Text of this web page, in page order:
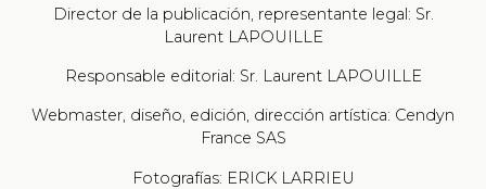
Director de la publicación, representante legal: Sr.
Laurent LAPOUILLE
Responsable editorial: Sr. Laurent LAPOUILLE
Webmaster, diseño, edición, dirección artística: Cendyn
France SAS
Fotografías: ERICK LARRIEU